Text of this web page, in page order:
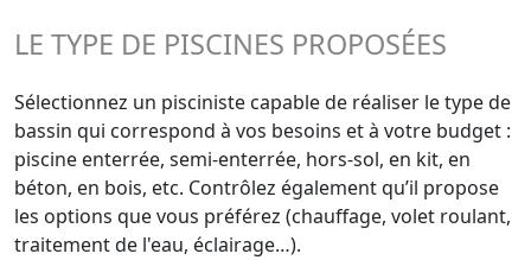
LE TYPE DE PISCINES PROPOSÉES
Sélectionnez un pisciniste capable de réaliser le type de
bassin qui correspond à vos besoins et à votre budget :
piscine enterrée, semi-enterrée, hors-sol, en kit, en
béton, en bois, etc. Contrôlez également qu’il propose
les options que vous préférez (chauffage, volet roulant,
traitement de l'eau, éclairage…).